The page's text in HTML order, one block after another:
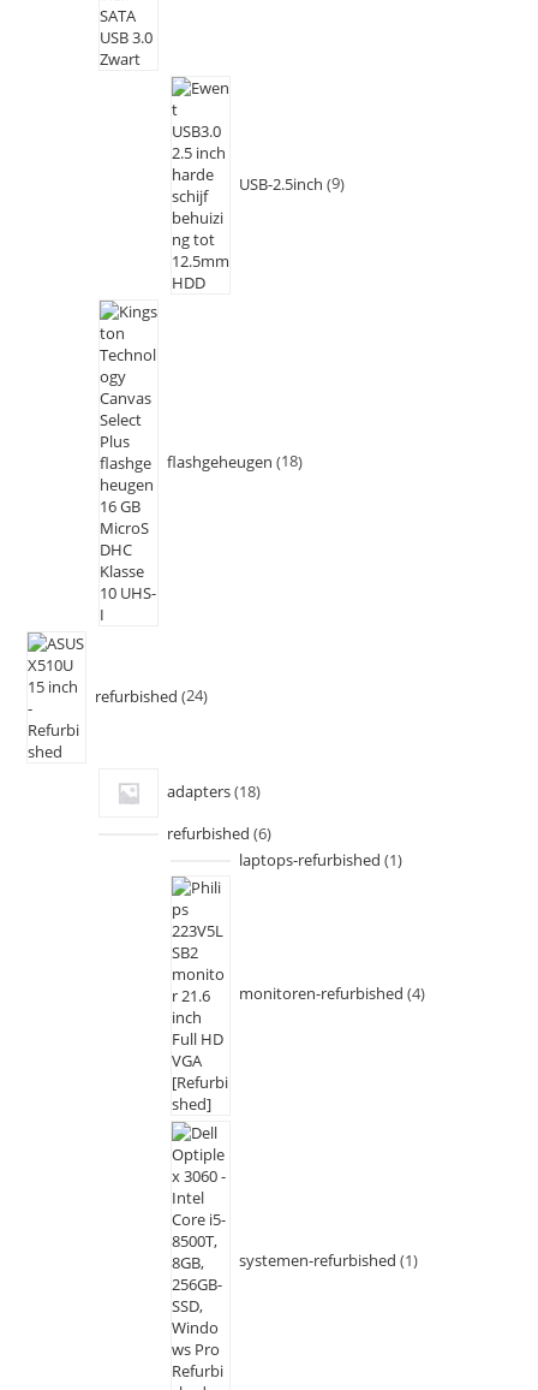
USB-2.5inch 9
flashgeheugen 18
refurbished 24
adapters 18
refurbished 6
laptops-refurbished 1
monitoren-refurbished 4
systemen-refurbished 1